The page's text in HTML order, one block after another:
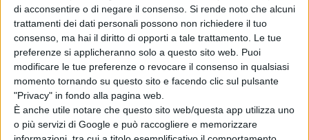
di acconsentire o di negare il consenso. Si rende noto che alcuni
trattamenti dei dati personali possono non richiedere il tuo
consenso, ma hai il diritto di opporti a tale trattamento. Le tue
preferenze si applicheranno solo a questo sito web. Puoi
modificare le tue preferenze o revocare il consenso in qualsiasi
momento tornando su questo sito e facendo clic sul pulsante
"Privacy" in fondo alla pagina web.
È anche utile notare che questo sito web/questa app utilizza uno
o più servizi di Google e può raccogliere e memorizzare
dell’animazione
stop-motion
LAIKA
di La Redazione
Normal: il trailer e
il poster del
Wheatley